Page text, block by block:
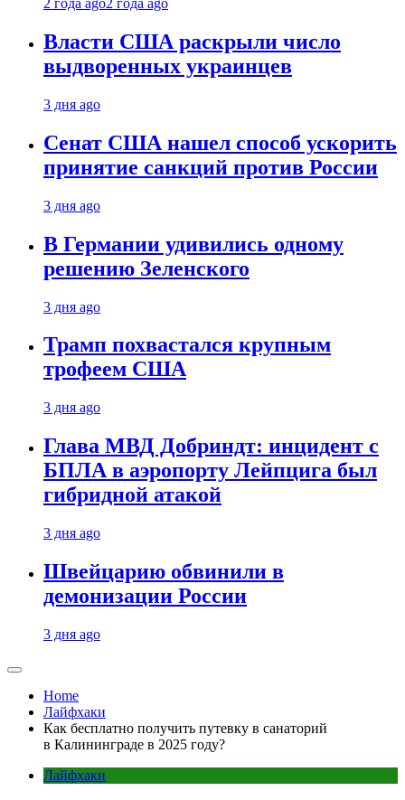
2 года ago2 года ago
Власти США раскрыли число
выдворенных украинцев
3 дня ago
Сенат США нашел способ ускорить
принятие санкций против России
3 дня ago
В Германии удивились одному
решению Зеленского
3 дня ago
Трамп похвастался крупным
трофеем США
3 дня ago
Глава МВД Добриндт: инцидент с
БПЛА в аэропорту Лейпцига был
гибридной атакой
3 дня ago
Швейцарию обвинили в
демонизации России
3 дня ago
Home
Лайфхаки
Как бесплатно получить путевку в санаторий
в Калининграде в 2025 году?
Лайфхаки